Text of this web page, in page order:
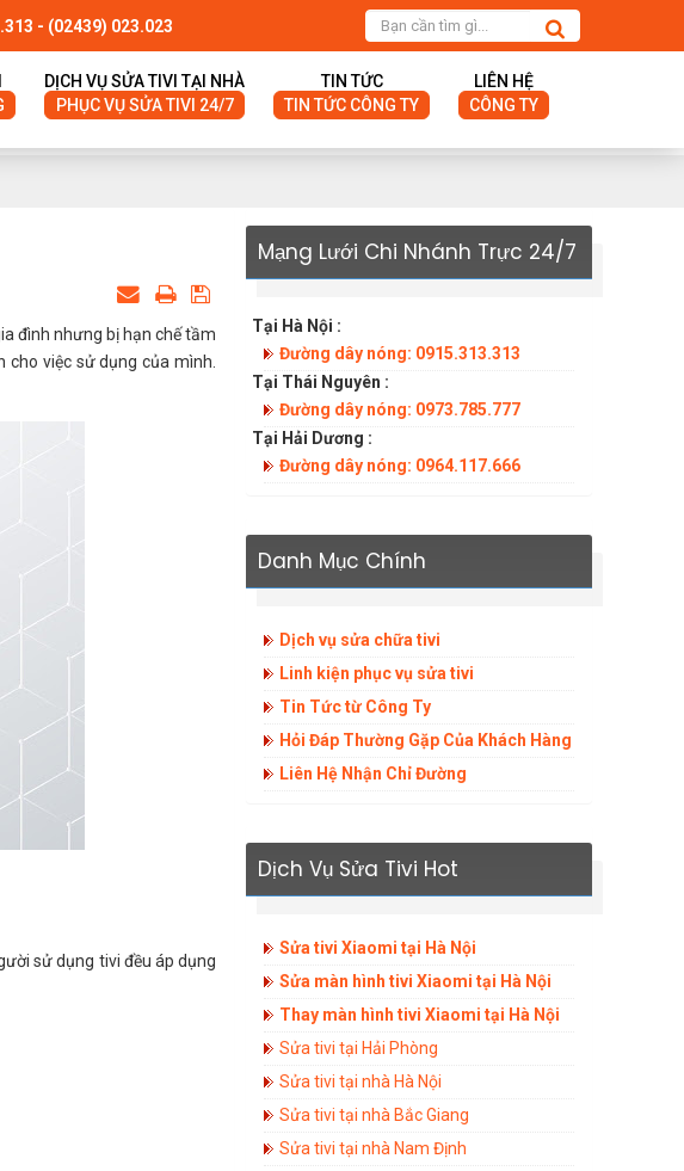
- (02439) 023.023
DỊCH VỤ SỬA TIVI TẠI NHÀ
PHỤC VỤ SỬA TIVI 24/7
TIN TỨC
TIN TỨC CÔNG TY
LIÊN HỆ
CÔNG TY
đình nhưng bị hạn chế tầm
cho việc sử dụng của mình.
sử dụng tivi đều áp dụng
Mạng Lưới Chi Nhánh Trực 24/7
Tại Hà Nội :
Đường dây nóng: 0915.313.313
Tại Thái Nguyên :
Đường dây nóng: 0973.785.777
Tại Hải Dương :
Đường dây nóng: 0964.117.666
Danh Mục Chính
Dịch vụ sửa chữa tivi
Linh kiện phục vụ sửa tivi
Tin Tức từ Công Ty
Hỏi Đáp Thường Gặp Của Khách Hàng
Liên Hệ Nhận Chỉ Đường
Dịch Vụ Sửa Tivi Hot
Sửa tivi Xiaomi tại Hà Nội
Sửa màn hình tivi Xiaomi tại Hà Nội
Thay màn hình tivi Xiaomi tại Hà Nội
Sửa tivi tại Hải Phòng
Sửa tivi tại nhà Hà Nội
Sửa tivi tại nhà Bắc Giang
Sửa tivi tại nhà Nam Định